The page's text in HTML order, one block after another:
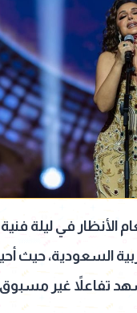
الأنظار في ليلة
السعودية، حيث
تفاعلاً غير